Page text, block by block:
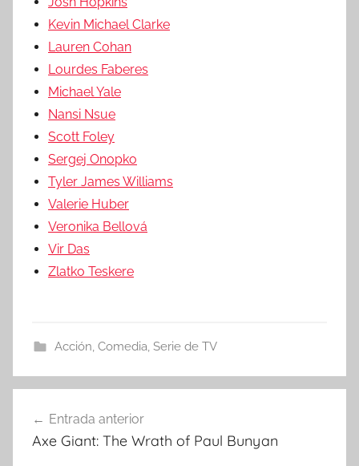
Kevin Michael Clarke
Lauren Cohan
Lourdes Faberes
Michael Yale
Nansi Nsue
Scott Foley
Sergej Onopko
Tyler James Williams
Valerie Huber
Veronika Bellová
Vir Das
Zlatko Teskere
Acción, Comedia, Serie de TV
Navegación
de
Entrada anterior
Axe Giant: The Wrath of Paul Bunyan